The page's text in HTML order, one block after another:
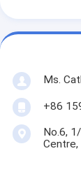
Ms.
+86
No.6,
Centre,